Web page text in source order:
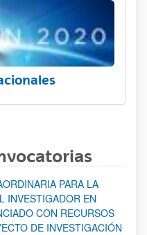
PARA LA
INVESTIGADOR EN
CON RECURSOS
DE INVESTIGACIÓN